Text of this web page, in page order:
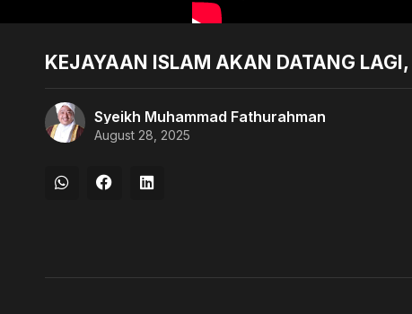
KEJAYAAN ISLAM AKAN DATANG
Syeikh Muhammad Fathurahman
August 28, 2025